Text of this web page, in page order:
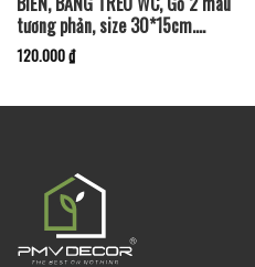
tương phản, size 30*15cm.
BWC-PMV2
120.000₫